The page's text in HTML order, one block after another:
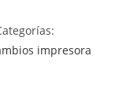
impresora